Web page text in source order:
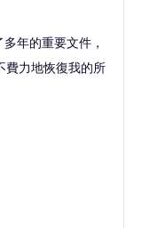
年的重要文件，
費力地恢復我的所